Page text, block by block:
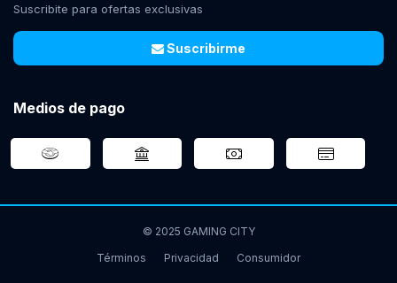
Suscribite para ofertas exclusivas
Suscribirme
Medios de pago
© 2025 GAMING CITY
Términos
Privacidad Consumidor